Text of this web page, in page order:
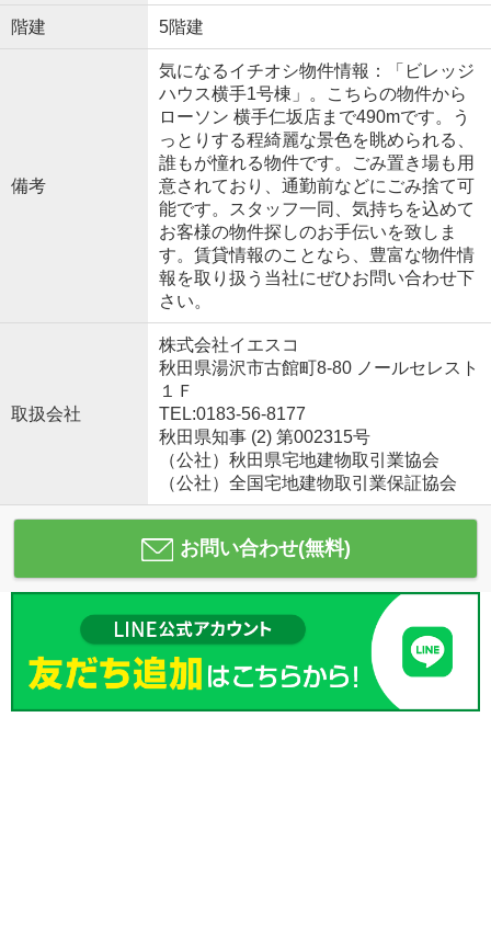
階建 5階建
備考
気になるイチオシ物件情報：「ビレッジ
ハウス横手1号棟」。こちらの物件から
ローソン 横手仁坂店まで490mです。う
っとりする程綺麗な景色を眺められる、
誰もが憧れる物件です。ごみ置き場も用
意されており、通勤前などにごみ捨て可
能です。スタッフ一同、気持ちを込めて
お客様の物件探しのお手伝いを致しま
す。賃貸情報のことなら、豊富な物件情
報を取り扱う当社にぜひお問い合わせ下
さい。
取扱会社
株式会社イエスコ
秋田県湯沢市古館町8-80 ノールセレスト
１Ｆ
TEL:0183-56-8177
秋田県知事 (2) 第002315号
（公社）秋田県宅地建物取引業協会
（公社）全国宅地建物取引業保証協会
お問い合わせ(無料)